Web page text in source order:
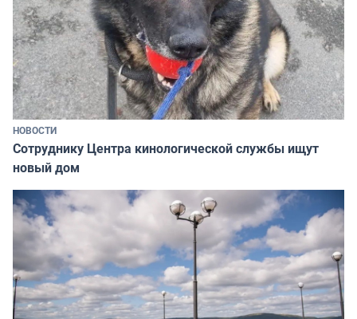
НОВОСТИ
Сотруднику Центра кинологической службы ищут
новый дом